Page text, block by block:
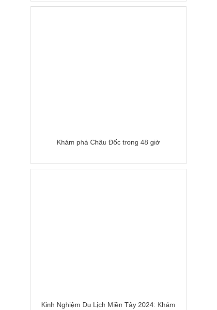
Khám phá Châu Đốc trong 48 giờ
Kinh Nghiệm Du Lịch Miền Tây 2024: Khám